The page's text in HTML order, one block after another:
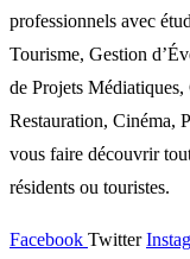
professionnels avec
Tourisme, Gestion
de Projets
Restauration, Cinéma,
vous faire découvrir
résidents ou touristes.
Facebook Twitter